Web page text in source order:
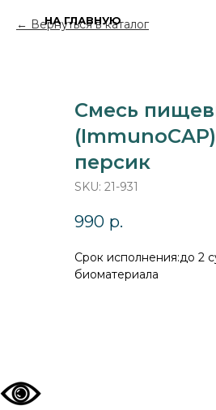
Вернуться в каталог
Смесь
персик
SKU: 21-931
990 р.
Cрок исполнения:до 2
биоматериала
НА ГЛАВНУЮ